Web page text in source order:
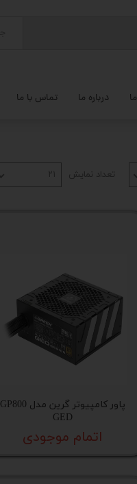
درباره ما تماس با ما
تعداد نمایش ۲۱
پاور کامپیوتر گرین مدل GP800
GED
اتمام موجودی